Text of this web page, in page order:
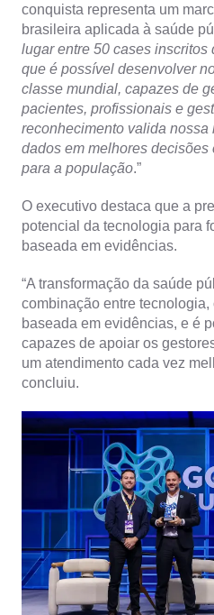
conquista representa um
brasileira aplicada à saúde
lugar entre 50 cases inscritos
que é possível desenvolver
classe mundial, capazes de
pacientes, profissionais e
reconhecimento valida nossa
dados em melhores decisões
para a população.”
O executivo destaca que a
potencial da tecnologia para
baseada em evidências.
“A transformação da saúde
combinação entre
baseada em evidências, e é
capazes de apoiar os
um atendimento cada vez
concluiu.